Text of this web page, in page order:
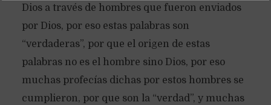
Dios a través de hombres que fueron enviados
por Dios, por eso estas palabras son
“verdaderas”, por que el origen de estas
palabras no es el hombre sino Dios, por eso
muchas profecías dichas por estos hombres se
cumplieron, por que son la “verdad”, y muchas